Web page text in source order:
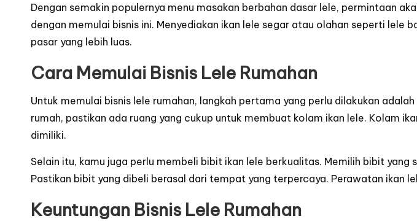
Dengan semakin populernya menu masakan berbahan dasar lele, permintaan
dengan memulai bisnis ini. Menyediakan ikan lele segar atau olahan seperti lele
pasar yang lebih luas.
Cara Memulai Bisnis Lele Rumahan
Untuk memulai bisnis lele rumahan, langkah pertama yang perlu dilakukan
rumah, pastikan ada ruang yang cukup untuk membuat kolam ikan lele. Kolam
dimiliki.
Selain itu, kamu juga perlu membeli bibit ikan lele berkualitas. Memilih bibit
Pastikan bibit yang dibeli berasal dari tempat yang terpercaya. Perawatan ikan
Keuntungan Bisnis Lele Rumahan